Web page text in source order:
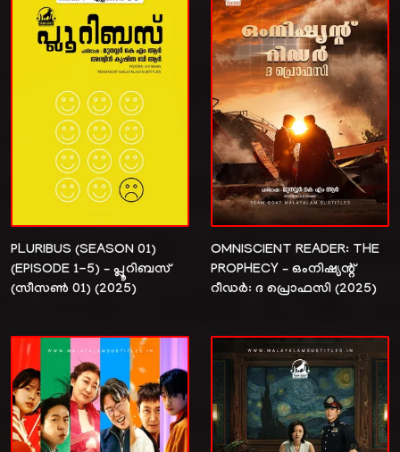
PLURIBUS (SEASON 01)
(EPISODE 1-5) – പ്ലൂറിബസ്
(സീസൺ 01) (2025)
OMNISCIENT READER: THE
PROPHECY – ഒംനിഷ്യന്റ്
റീഡർ: ദ പ്രൊഫസി (2025)